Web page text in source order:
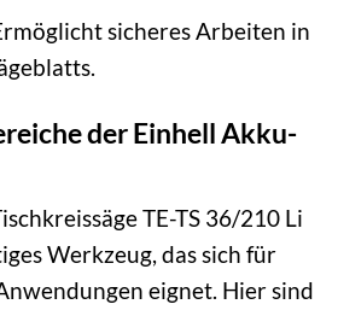
sicheres Arbeiten in
der Einhell Akku-
TE-TS 36/210 Li
Werkzeug, das sich für
eignet. Hier sind